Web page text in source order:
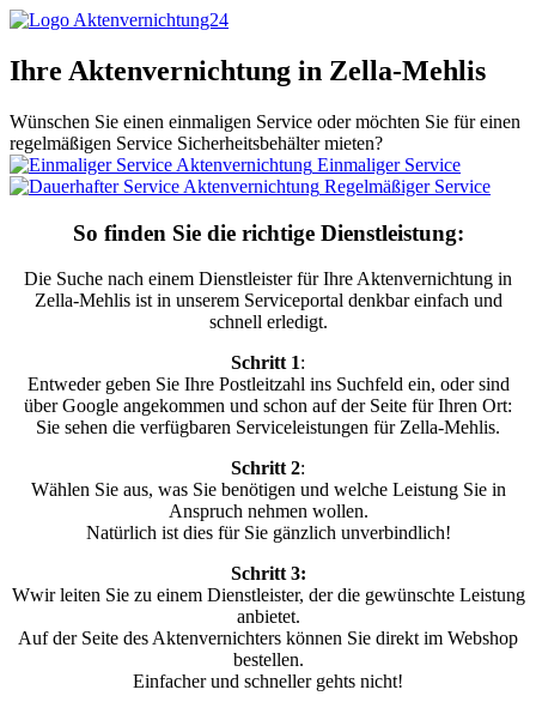
Ihre Aktenvernichtung in Zella-Mehlis
Wünschen Sie einen einmaligen Service oder möchten Sie für einen
regelmäßigen Service Sicherheitsbehälter mieten?
Einmaliger Service
Regelmäßiger Service
So finden Sie die richtige Dienstleistung:
Die Suche nach einem Dienstleister für Ihre Aktenvernichtung in
Zella-Mehlis ist in unserem Serviceportal denkbar einfach und
schnell erledigt.
Schritt 1:
Entweder geben Sie Ihre Postleitzahl ins Suchfeld ein, oder sind
über Google angekommen und schon auf der Seite für Ihren Ort:
Sie sehen die verfügbaren Serviceleistungen für Zella-Mehlis.
Schritt 2:
Wählen Sie aus, was Sie benötigen und welche Leistung Sie in
Anspruch nehmen wollen.
Natürlich ist dies für Sie gänzlich unverbindlich!
Schritt 3:
Wwir leiten Sie zu einem Dienstleister, der die gewünschte Leistung
anbietet.
Auf der Seite des Aktenvernichters können Sie direkt im Webshop
bestellen.
Einfacher und schneller gehts nicht!